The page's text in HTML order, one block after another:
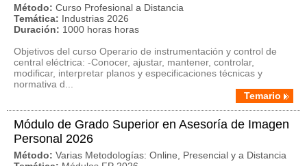
Método: Curso Profesional a Distancia
Temática: Industrias 2026
Duración: 1000 horas horas
Objetivos del curso Operario de instrumentación y control de
central eléctrica: -Conocer, ajustar, mantener, controlar,
modificar, interpretar planos y especificaciones técnicas y
normativa d...
Temario
Módulo de Grado Superior en Asesoría de Imagen
Personal 2026
Método: Varias Metodologías: Online, Presencial y a Distancia